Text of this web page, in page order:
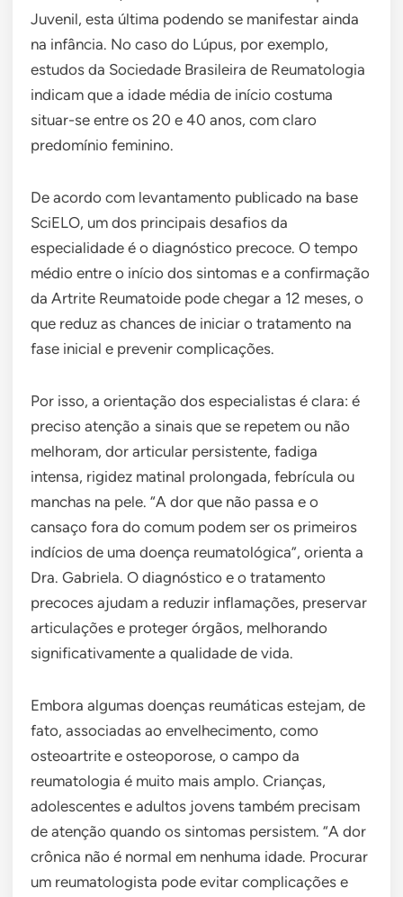
Juvenil, esta última podendo se manifestar ainda
na infância. No caso do Lúpus, por exemplo,
estudos da Sociedade Brasileira de Reumatologia
indicam que a idade média de início costuma
situar-se entre os 20 e 40 anos, com claro
predomínio feminino.
De acordo com levantamento publicado na base
SciELO, um dos principais desafios da
especialidade é o diagnóstico precoce. O tempo
médio entre o início dos sintomas e a confirmação
da Artrite Reumatoide pode chegar a 12 meses, o
que reduz as chances de iniciar o tratamento na
fase inicial e prevenir complicações.
Por isso, a orientação dos especialistas é clara: é
preciso atenção a sinais que se repetem ou não
melhoram, dor articular persistente, fadiga
intensa, rigidez matinal prolongada, febrícula ou
manchas na pele. “A dor que não passa e o
cansaço fora do comum podem ser os primeiros
indícios de uma doença reumatológica”, orienta a
Dra. Gabriela. O diagnóstico e o tratamento
precoces ajudam a reduzir inflamações, preservar
articulações e proteger órgãos, melhorando
significativamente a qualidade de vida.
Embora algumas doenças reumáticas estejam, de
fato, associadas ao envelhecimento, como
osteoartrite e osteoporose, o campo da
reumatologia é muito mais amplo. Crianças,
adolescentes e adultos jovens também precisam
de atenção quando os sintomas persistem. “A dor
crônica não é normal em nenhuma idade. Procurar
um reumatologista pode evitar complicações e